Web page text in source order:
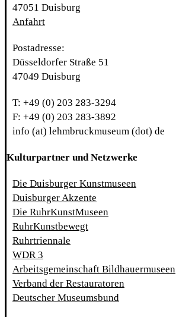
47051 Duisburg
Anfahrt
Postadresse:
Düsseldorfer Straße 51
47049 Duisburg
T: +49 (0) 203 283-3294
F: +49 (0) 203 283-3892
info (at) lehmbruckmuseum (dot) de
Kulturpartner und Netzwerke
Die Duisburger Kunstmuseen
Duisburger Akzente
Die RuhrKunstMuseen
RuhrKunstbewegt
Ruhrtriennale
WDR 3
Arbeitsgemeinschaft Bildhauermuseen
Verband der Restauratoren
Deutscher Museumsbund